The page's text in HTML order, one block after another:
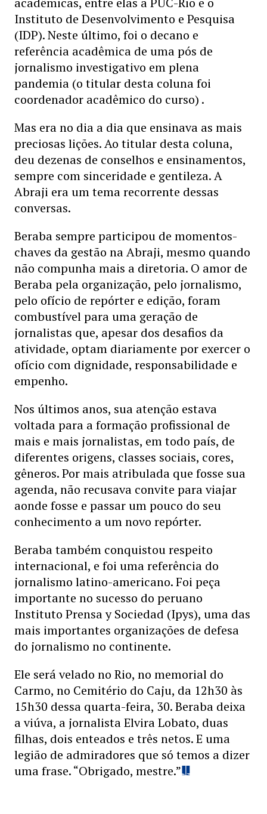
Instituto de Desenvolvimento e Pesquisa
(IDP). Neste último, foi o decano e
referência acadêmica de uma pós de
jornalismo investigativo em plena
pandemia (o titular desta coluna foi
coordenador acadêmico do curso) .
Mas era no dia a dia que ensinava as mais
preciosas lições. Ao titular desta coluna,
deu dezenas de conselhos e ensinamentos,
sempre com sinceridade e gentileza. A
Abraji era um tema recorrente dessas
conversas.
Beraba sempre participou de momentos-
chaves da gestão na Abraji, mesmo quando
não compunha mais a diretoria. O amor de
Beraba pela organização, pelo jornalismo,
pelo ofício de repórter e edição, foram
combustível para uma geração de
jornalistas que, apesar dos desafios da
atividade, optam diariamente por exercer o
ofício com dignidade, responsabilidade e
empenho.
Nos últimos anos, sua atenção estava
voltada para a formação profissional de
mais e mais jornalistas, em todo país, de
diferentes origens, classes sociais, cores,
gêneros. Por mais atribulada que fosse sua
agenda, não recusava convite para viajar
aonde fosse e passar um pouco do seu
conhecimento a um novo repórter.
Beraba também conquistou respeito
internacional, e foi uma referência do
jornalismo latino-americano. Foi peça
importante no sucesso do peruano
Instituto Prensa y Sociedad (Ipys), uma das
mais importantes organizações de defesa
do jornalismo no continente.
Ele será velado no Rio, no memorial do
Carmo, no Cemitério do Caju, da 12h30 às
15h30 dessa quarta-feira, 30. Beraba deixa
a viúva, a jornalista Elvira Lobato, duas
filhas, dois enteados e três netos. E uma
legião de admiradores que só temos a dizer
uma frase. “Obrigado, mestre.”